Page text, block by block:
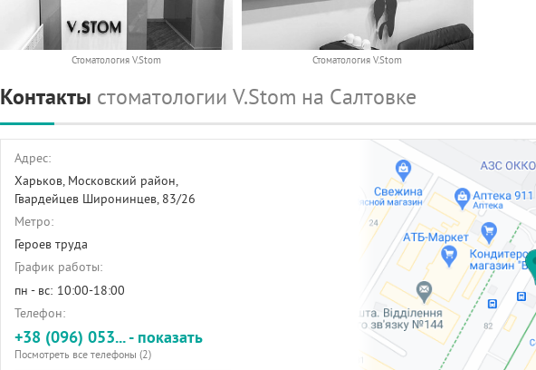
Стоматология V.Stom Стоматология V.Stom
Контакты стоматологии V.Stom на Салтовке
Адрес:
Харьков, Московский район,
Гвардейцев Широнинцев, 83/26
Метро:
Героев труда
График работы:
пн - вс: 10:00-18:00
Телефон:
+38 (096) 053... - показать
Посмотреть все телефоны (2)